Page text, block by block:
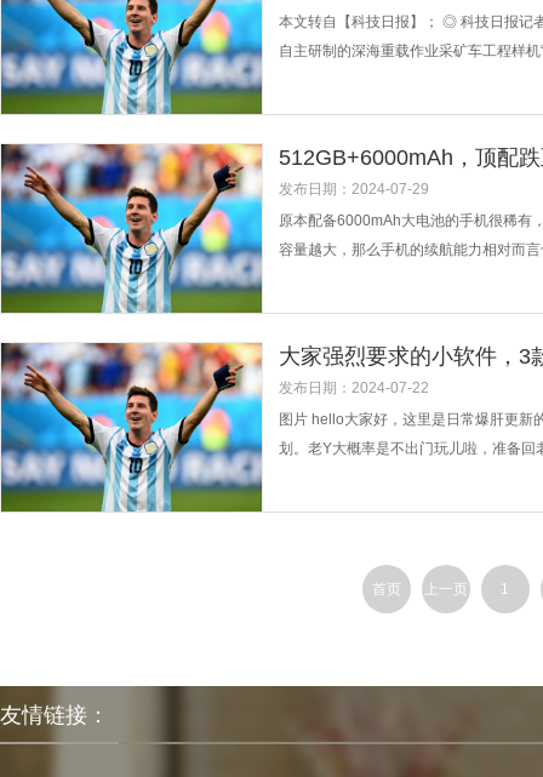
本文转自【科技日报】； ◎ 科技日报记
自主研制的深海重载作业采矿车工程样
512GB+6000mAh，顶配
发布日期：2024-07-29
原本配备6000mAh大电池的手机很稀有
容量越大，那么手机的续航能力相对而
大家强烈要求的小软件，3
发布日期：2024-07-22
图片 hello大家好，这里是日常爆肝更新
划。老Y大概率是不出门玩儿啦，准备
首页 上一页 1
友情链接：